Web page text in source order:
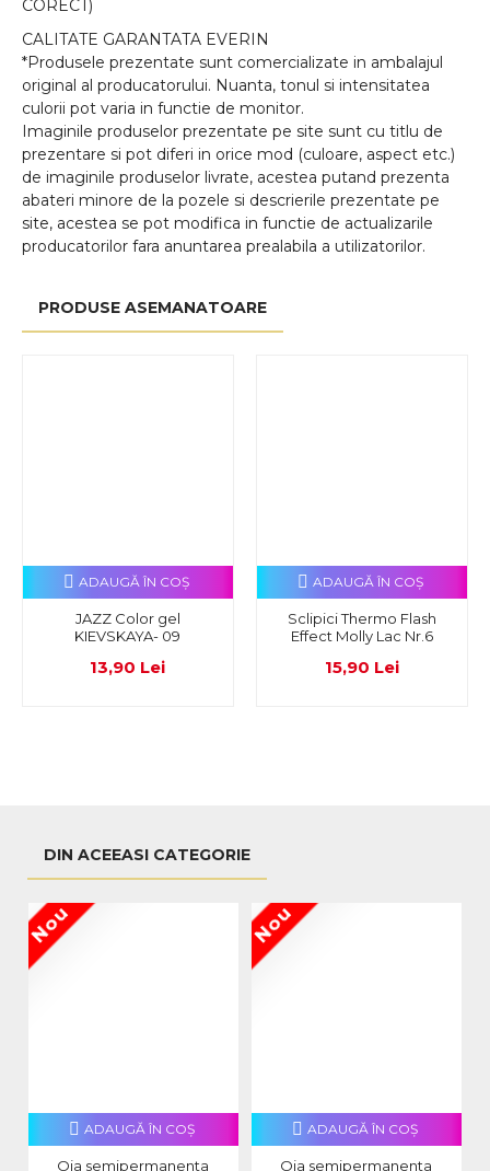
CORECT)
CALITATE GARANTATA EVERIN
*Produsele prezentate sunt comercializate in ambalajul
original al producatorului. Nuanta, tonul si intensitatea
culorii pot varia in functie de monitor.
Imaginile produselor prezentate pe site sunt cu titlu de
prezentare si pot diferi in orice mod (culoare, aspect etc.)
de imaginile produselor livrate, acestea putand prezenta
abateri minore de la pozele si descrierile prezentate pe
site, acestea se pot modifica in functie de actualizarile
producatorilor fara anuntarea prealabila a utilizatorilor.
PRODUSE ASEMANATOARE
JAZZ Color gel
KIEVSKAYA- 09
13,90 Lei
ADAUGĂ ÎN COŞ
Sclipici Thermo Flash
Effect Molly Lac Nr.6
15,90 Lei
ADAUGĂ ÎN COŞ
DIN ACEEASI CATEGORIE
Nou
Oja semipermanenta
ADAUGĂ ÎN COŞ
Nou
Oja semipermanenta
ADAUGĂ ÎN COŞ